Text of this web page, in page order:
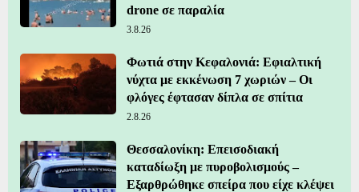
drone σε παραλία
3.8.26
Φωτιά στην Κεφαλονιά: Εφιαλτική
νύχτα με εκκένωση 7 χωριών – Οι
φλόγες έφτασαν δίπλα σε σπίτια
2.8.26
Θεσσαλονίκη: Επεισοδιακή
καταδίωξη με πυροβολισμούς –
Εξαρθρώθηκε σπείρα που είχε κλέψει